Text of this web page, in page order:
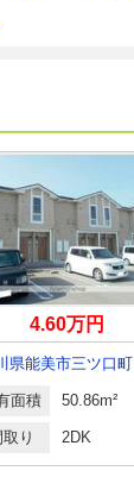
4.60万円
県能美市三ツ口町
面積 50.86m²
取り 2DK